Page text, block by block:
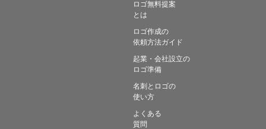
ロゴ無料提案
とは
ロゴ作成の
依頼方法ガイド
起業・会社設立の
ロゴ準備
名刺とロゴの
使い方
よくある
質問